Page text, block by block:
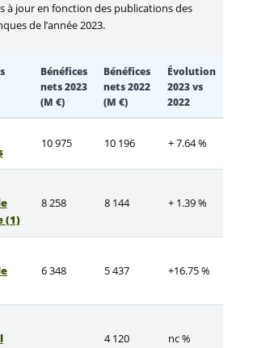
à jour en fonction des publications des
de l’année 2023.
Bénéfices
nets 2023
(M €)
Bénéfices
nets 2022
(M €)
Évolution
2023 vs
2022
10 975 10 196 + 7.64 %
(1)
8 258 8 144 + 1.39 %
6 348 5 437 +16.75 %
4 120 nc %